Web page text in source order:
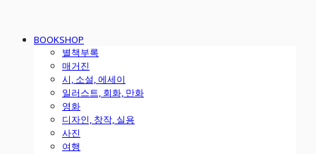
BOOKSHOP
별책부록
매거진
시, 소설, 에세이
일러스트, 회화, 만화
영화
디자인, 창작, 실용
사진
여행